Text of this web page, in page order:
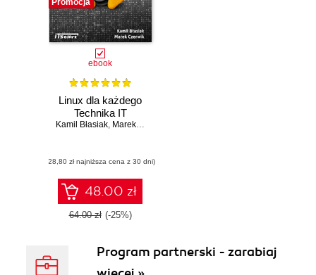
Promocja
ebook
Linux dla każdego
Technika IT
Kamil Błasiak, Marek Czerwik
(28,80 zł najniższa cena z 30 dni)
48.00 zł
64.00 zł (-25%)
Program partnerski - zarabiaj